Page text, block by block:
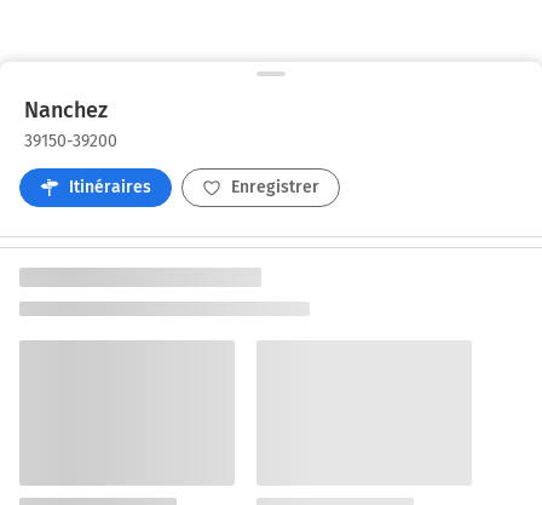
Nanchez
39150-39200
Itinéraires Enregistrer